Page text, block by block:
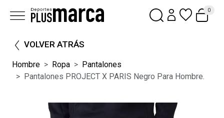
0
VOLVER ATRÁS
Hombre Ropa
Pantalones
Pantalones PROJECT X PARIS Negro Para Hombre.